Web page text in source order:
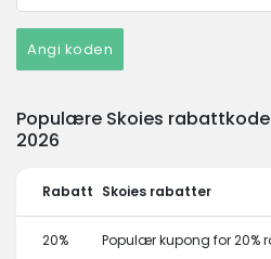
Angi koden
Populære Skoies
2026
Rabatt Skoies rabatter
20% Populær kupong for 20%